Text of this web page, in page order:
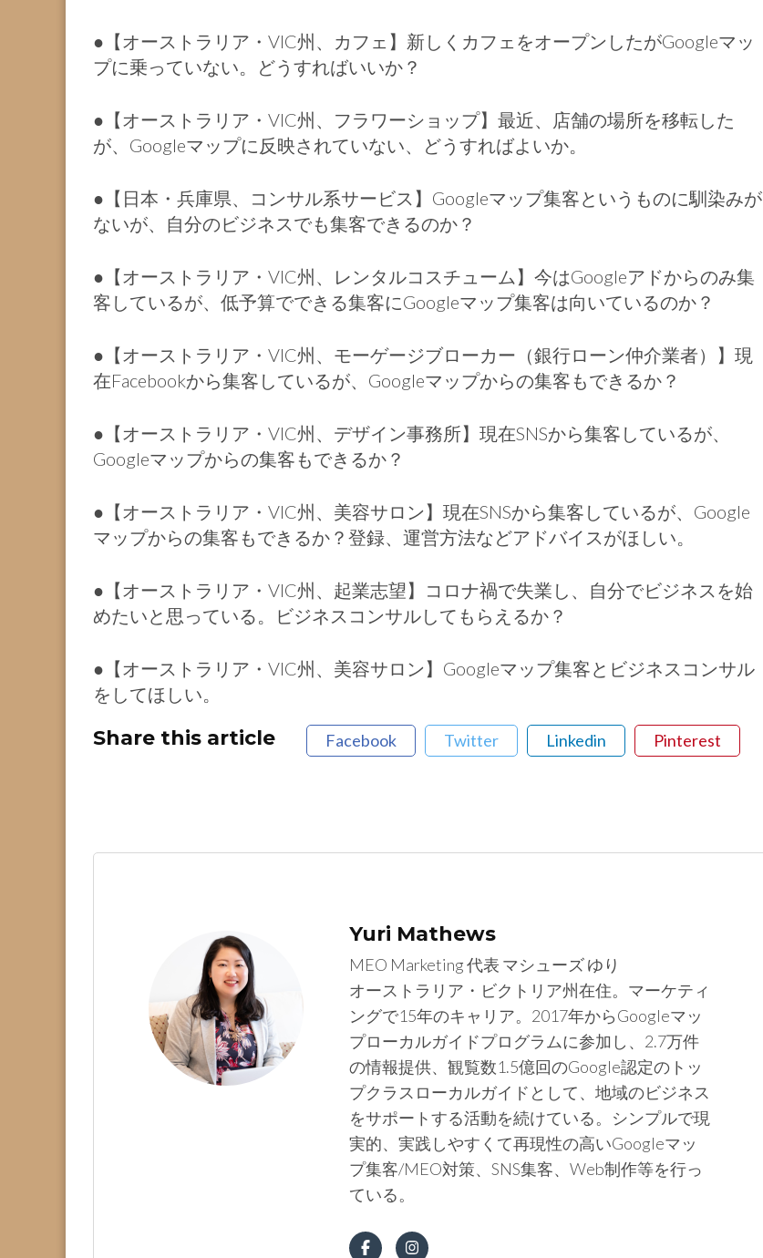
●【オーストラリア・VIC州、カフェ】新しくカフェをオープンしたがGoogleマッ
プに乗っていない。どうすればいいか？
●【オーストラリア・VIC州、フラワーショップ】最近、店舗の場所を移転した
が、Googleマップに反映されていない、どうすればよいか。
●【日本・兵庫県、コンサル系サービス】Googleマップ集客というものに馴染みが
ないが、自分のビジネスでも集客できるのか？
●【オーストラリア・VIC州、レンタルコスチューム】今はGoogleアドからのみ集
客しているが、低予算でできる集客にGoogleマップ集客は向いているのか？
●【オーストラリア・VIC州、モーゲージブローカー（銀行ローン仲介業者）】現
在Facebookから集客しているが、Googleマップからの集客もできるか？
●【オーストラリア・VIC州、デザイン事務所】現在SNSから集客しているが、
Googleマップからの集客もできるか？
●【オーストラリア・VIC州、美容サロン】現在SNSから集客しているが、Google
マップからの集客もできるか？登録、運営方法などアドバイスがほしい。
●【オーストラリア・VIC州、起業志望】コロナ禍で失業し、自分でビジネスを始
めたいと思っている。ビジネスコンサルしてもらえるか？
●【オーストラリア・VIC州、美容サロン】Googleマップ集客とビジネスコンサル
をしてほしい。
Share this article Facebook Twitter Linkedin Pinterest
Yuri Mathews
MEO Marketing 代表 マシューズ ゆり
オーストラリア・ビクトリア州在住。マーケティ
ングで15年のキャリア。2017年からGoogleマッ
プローカルガイドプログラムに参加し、2.7万件
の情報提供、観覧数1.5億回のGoogle認定のトッ
プクラスローカルガイドとして、地域のビジネス
をサポートする活動を続けている。シンプルで現
実的、実践しやすくて再現性の高いGoogleマッ
プ集客/MEO対策、SNS集客、Web制作等を行っ
ている。